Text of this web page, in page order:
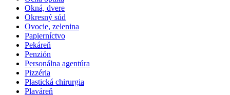
Okná, dvere
Okresný súd
Ovocie, zelenina
Papierníctvo
Pekáreň
Penzión
Personálna agentúra
Pizzéria
Plastická chirurgia
Plaváreň